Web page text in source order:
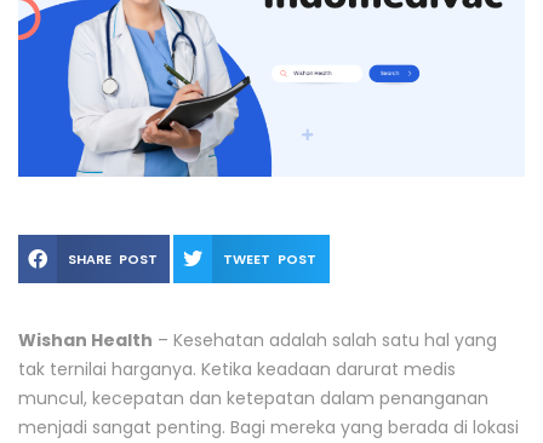
SHARE POST TWEET POST
Wishan Health – Kesehatan adalah salah satu hal yang
tak ternilai harganya. Ketika keadaan darurat medis
muncul, kecepatan dan ketepatan dalam penanganan
menjadi sangat penting. Bagi mereka yang berada di lokasi